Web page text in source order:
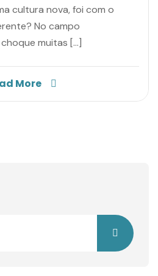
cultura nova, foi com o
No campo
muitas […]
More